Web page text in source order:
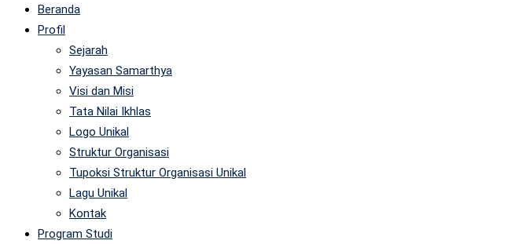
Beranda
Profil
Sejarah
Yayasan Samarthya
Visi dan Misi
Tata Nilai Ikhlas
Logo Unikal
Struktur Organisasi
Tupoksi Struktur Organisasi Unikal
Lagu Unikal
Kontak
Program Studi